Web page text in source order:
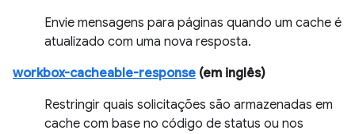
Envie mensagens para páginas quando um cache é
atualizado com uma nova resposta.
workbox-cacheable-response (em inglês)
Restringir quais solicitações são armazenadas em
cache com base no código de status ou nos